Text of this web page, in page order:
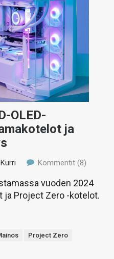
OLED-
ja
Kommentit (8)
vuoden 2024
ja Project Zero -kotelot.
Project Zero